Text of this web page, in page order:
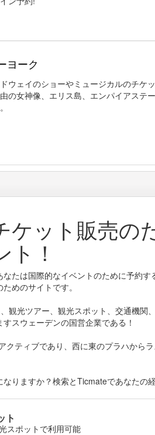
ヨーク
ウェイのショーやミュージカルのチケ
の女神像、エリス島、エンパイアステ
ケット販売の
！
なたは国際的なイベントのために予約
めのサイトです。
観光ツアー、観光スポット、交通機
スウェーデンの国営企業である！
クティブであり、西に東のプラハから
なりますか？検索とTicmateであなたの
ト
スポットで利用可能